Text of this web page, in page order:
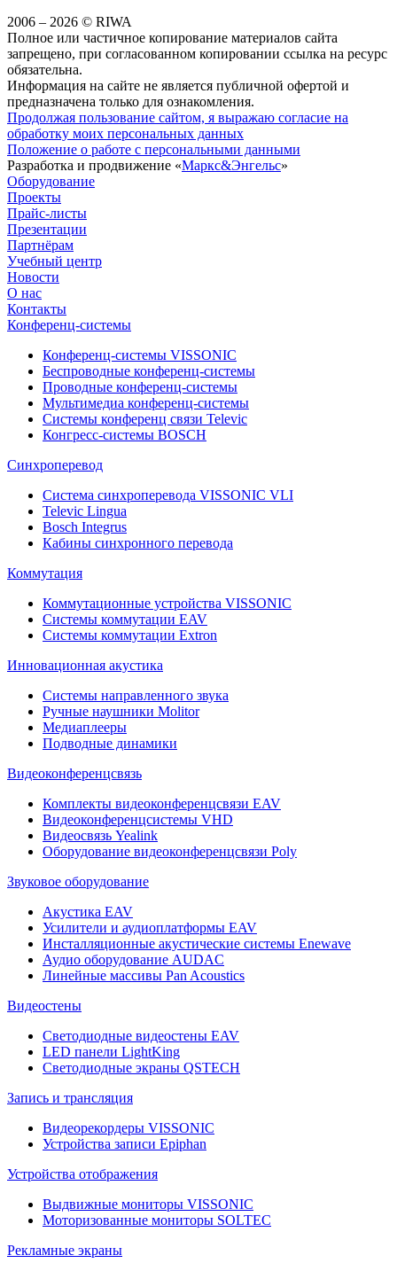
2006 – 2026 © RIWA
Полное или частичное копирование материалов сайта
запрещено, при согласованном копировании ссылка на ресурс
обязательна.
Информация на сайте не является публичной офертой и
предназначена только для ознакомления.
Продолжая пользование сайтом, я выражаю согласие на
обработку моих персональных данных
Положение о работе с персональными данными
Разработка и продвижение «Маркс&Энгельс»
Оборудование
Проекты
Прайс-листы
Презентации
Партнёрам
Учебный центр
Новости
О нас
Контакты
Конференц-системы
Конференц-системы VISSONIC
Беспроводные конференц-системы
Проводные конференц-системы
Мультимедиа конференц-системы
Системы конференц связи Televic
Конгресс-системы BOSCH
Синхроперевод
Система синхроперевода VISSONIC VLI
Televic Lingua
Bosch Integrus
Кабины синхронного перевода
Коммутация
Коммутационные устройства VISSONIC
Системы коммутации EAV
Системы коммутации Extron
Инновационная акустика
Системы направленного звука
Ручные наушники Molitor
Медиаплееры
Подводные динамики
Видеоконференцсвязь
Комплекты видеоконференцсвязи EAV
Видеоконференцсистемы VHD
Видеосвязь Yealink
Оборудование видеоконференцсвязи Poly
Звуковое оборудование
Акустика EAV
Усилители и аудиоплатформы EAV
Инсталляционные акустические системы Enewave
Аудио оборудование AUDAC
Линейные массивы Pan Acoustics
Видеостены
Светодиодные видеостены EAV
LED панели LightKing
Светодиодные экраны QSTECH
Запись и трансляция
Видеорекордеры VISSONIC
Устройства записи Epiphan
Устройства отображения
Выдвижные мониторы VISSONIC
Моторизованные мониторы SOLTEC
Рекламные экраны